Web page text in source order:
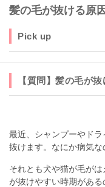
髪の毛が抜ける原
Pick up
【質問】髪の毛が
最近、シャンプーやド
抜けます。なにか病気
それとも犬や猫が毛が
が抜けやすい時期がある